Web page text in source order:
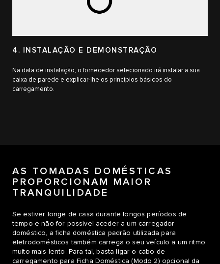
4. INSTALAÇÃO E DEMONSTRAÇÃO
Na data de instalação, o fornecedor selecionado irá instalar a sua
caixa de parede e explicar-lhe os princípios básicos do
carregamento.
AS TOMADAS DOMÉSTICAS
PROPORCIONAM MAIOR
TRANQUILIDADE
Se estiver longe de casa durante longos períodos de
tempo e não for possível aceder a um carregador
doméstico, a ficha doméstica padrão utilizada para
eletrodomésticos também carrega o seu veículo a um ritmo
muito mais lento. Para tal, basta ligar o cabo de
carregamento para Ficha Doméstica (Modo 2) opcional da